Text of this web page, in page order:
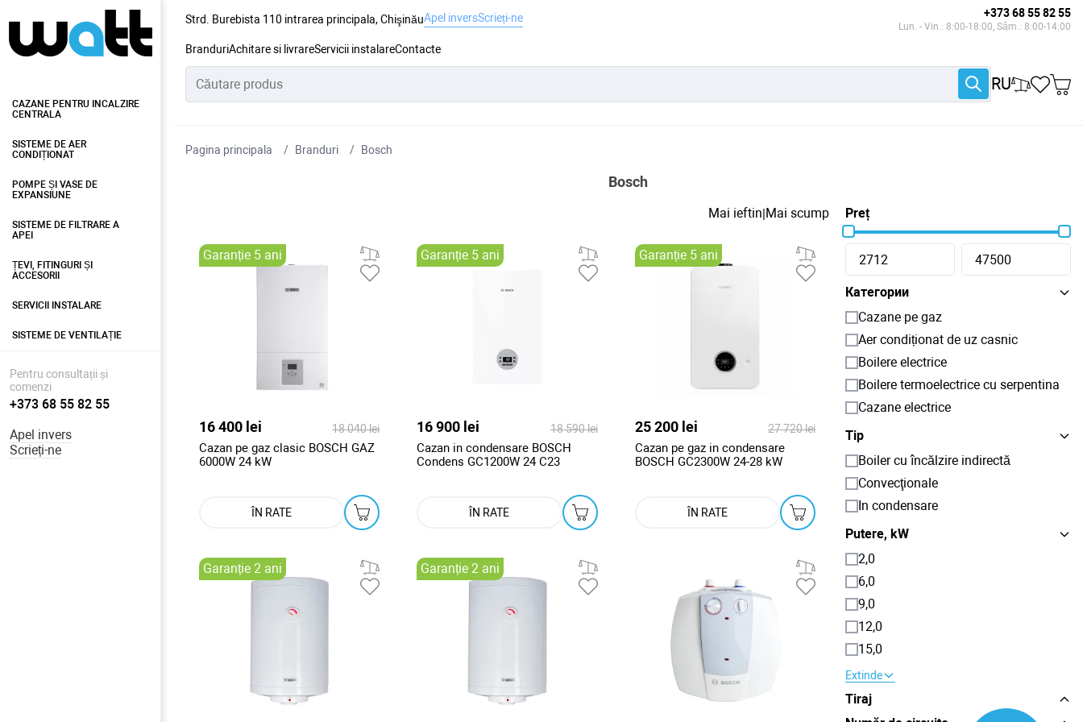
Strd. Burebista 110 intrarea principala, ChişinăuApel inversScrieți-ne +373 68 55 82 55
Lun. - Vin.: 8:00-18:00, Sâm.: 8:00-14:00
BranduriAchitare si livrareServicii instalareContacte
RU
CAZANE PENTRU INCALZIRE
CENTRALA
SISTEME DE AER
CONDIȚIONAT
POMPE ȘI VASE DE
EXPANSIUNE
SISTEME DE FILTRARE A
APEI
ȚEVI, FITINGURI ȘI
ACCESORII
SERVICII INSTALARE
SISTEME DE VENTILAȚIE
Pentru consultații și
comenzi
+373 68 55 82 55
Apel invers
Scrieți-ne
Pagina principala Branduri Bosch
Bosch
Mai ieftin|Mai scump
Garanție 5 ani
16 400 lei 18 040 lei
Cazan pe gaz clasic BOSCH GAZ
6000W 24 kW
ÎN RATE
Garanție 5 ani
16 900 lei 18 590 lei
Cazan in condensare BOSCH
Condens GC1200W 24 C23
ÎN RATE
Garanție 5 ani
25 200 lei 27 720 lei
Cazan pe gaz in condensare
BOSCH GC2300W 24-28 kW
ÎN RATE
Garanție 2 ani Garanție 2 ani
Preț
Категории
Cazane pe gaz
Aer condiționat de uz casnic
Boilere electrice
Boilere termoelectrice cu serpentina
Cazane electrice
Tip
Boiler cu încălzire indirectă
Convecţionale
In condensare
Putere, kW
2,0
6,0
9,0
12,0
15,0
Extinde
Tiraj